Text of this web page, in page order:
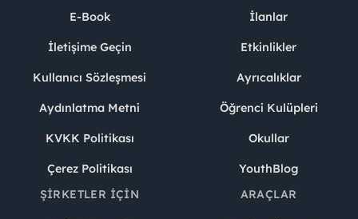
E-Book
İletişime Geçin
Kullanıcı Sözleşmesi
Aydınlatma Metni
KVKK Politikası
Çerez Politikası
İlanlar
Etkinlikler
Ayrıcalıklar
Öğrenci Kulüpleri
Okullar
YouthBlog
ŞIRKETLER İÇIN
ARAÇLAR